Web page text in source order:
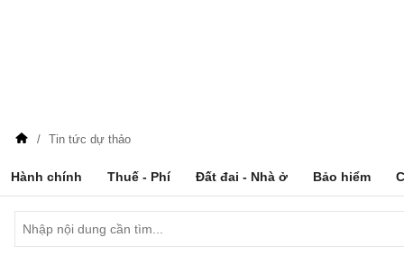
Tin tức dự thảo
Hành chính Thuế - Phí Đất đai - Nhà ở Bảo hiểm